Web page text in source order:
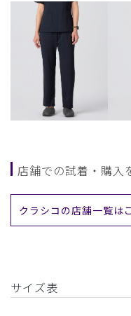
店舗での試着・購入
クラシコの店舗一覧は
サイズ表